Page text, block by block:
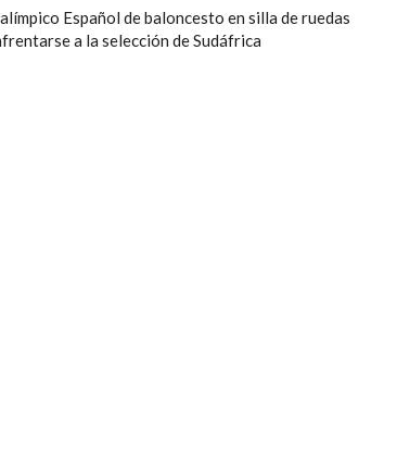
Español de baloncesto en silla de ruedas
a la selección de Sudáfrica